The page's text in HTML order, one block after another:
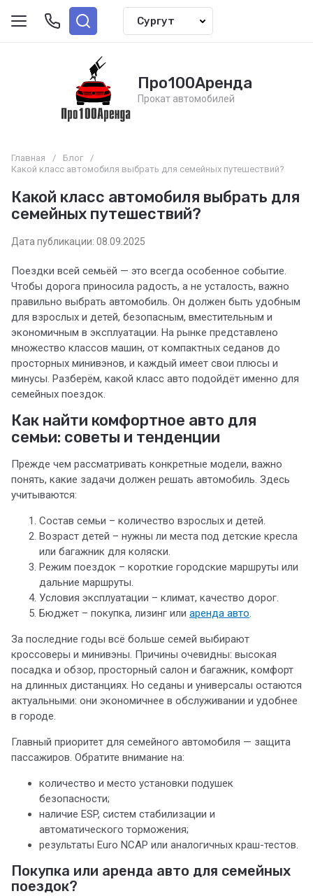
Про100Аренда
Прокат автомобилей
Главная / Блог
/
Какой класс автомобиля выбрать для семейных путешествий?
Какой класс автомобиля выбрать для
семейных путешествий?
Дата публикации: 08.09.2025
Поездки всей семьёй — это всегда особенное событие.
Чтобы дорога приносила радость, а не усталость, важно
правильно выбрать автомобиль. Он должен быть удобным
для взрослых и детей, безопасным, вместительным и
экономичным в эксплуатации. На рынке представлено
множество классов машин, от компактных седанов до
просторных минивэнов, и каждый имеет свои плюсы и
минусы. Разберём, какой класс авто подойдёт именно для
семейных поездок.
Как найти комфортное авто для
семьи: советы и тенденции
Прежде чем рассматривать конкретные модели, важно
понять, какие задачи должен решать автомобиль. Здесь
учитываются:
Состав семьи – количество взрослых и детей.
Возраст детей – нужны ли места под детские кресла
или багажник для коляски.
Режим поездок – короткие городские маршруты или
дальние маршруты.
Условия эксплуатации – климат, качество дорог.
Бюджет – покупка, лизинг или аренда авто.
За последние годы всё больше семей выбирают
кроссоверы и минивэны. Причины очевидны: высокая
посадка и обзор, просторный салон и багажник, комфорт
на длинных дистанциях. Но седаны и универсалы остаются
актуальными: они экономичнее в обслуживании и удобнее
в городе.
Главный приоритет для семейного автомобиля — защита
пассажиров. Обратите внимание на:
количество и место установки подушек
безопасности;
наличие ESP, систем стабилизации и
автоматического торможения;
результаты Euro NCAP или аналогичных краш-тестов.
Покупка или аренда авто для семейных
поездок?